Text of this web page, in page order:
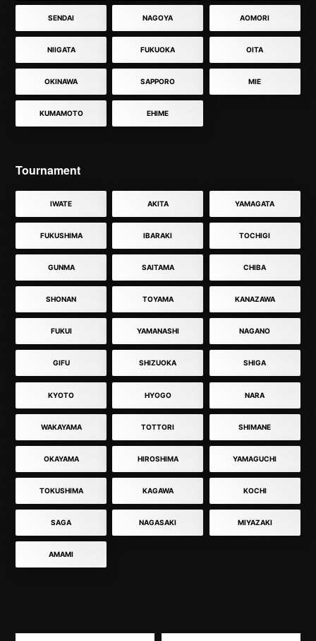
SENDAI NAGOYA AOMORI
NIIGATA FUKUOKA OITA
OKINAWA SAPPORO MIE
KUMAMOTO EHIME
Tournament
IWATE AKITA YAMAGATA
FUKUSHIMA IBARAKI TOCHIGI
GUNMA SAITAMA CHIBA
SHONAN TOYAMA KANAZAWA
FUKUI YAMANASHI NAGANO
GIFU SHIZUOKA SHIGA
KYOTO HYOGO NARA
WAKAYAMA TOTTORI SHIMANE
OKAYAMA HIROSHIMA YAMAGUCHI
TOKUSHIMA KAGAWA KOCHI
SAGA NAGASAKI MIYAZAKI
AMAMI